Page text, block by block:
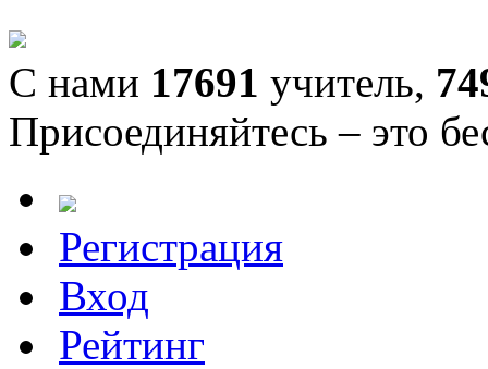
С нами 17691 учитель,
Присоединяйтесь – это
Регистрация
Вход
Рейтинг